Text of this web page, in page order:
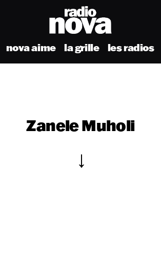
nova aime la grille les radios
Zanele Muholi